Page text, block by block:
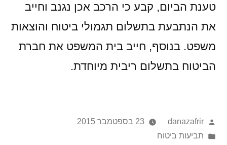
טענת הביום, קבע כי הרכב אכן נגנב וחייב
את הנתבעת בתשלום תגמולי ביטוח והוצאות
משפט. בנוסף, חייב בית המשפט את חברת
הביטוח בתשלום ריבית מיוחדת.
danazafrir
23 בספטמבר 2015
תביעות ביטוח